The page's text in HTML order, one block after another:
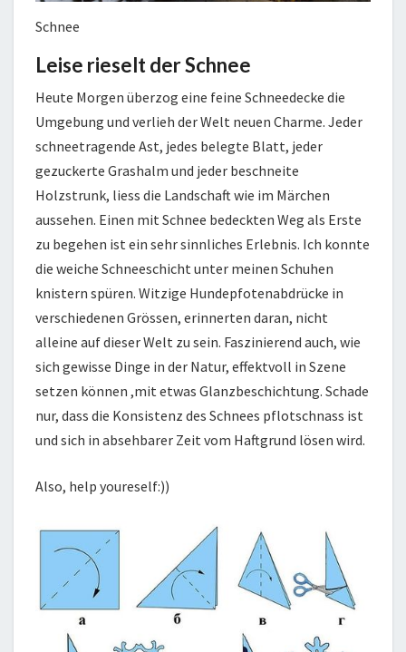
Schnee
Leise rieselt der Schnee
Heute Morgen überzog eine feine Schneedecke die
Umgebung und verlieh der Welt neuen Charme. Jeder
schneetragende Ast, jedes belegte Blatt, jeder
gezuckerte Grashalm und jeder beschneite
Holzstrunk, liess die Landschaft wie im Märchen
aussehen. Einen mit Schnee bedeckten Weg als Erste
zu begehen ist ein sehr sinnliches Erlebnis. Ich konnte
die weiche Schneeschicht unter meinen Schuhen
knistern spüren. Witzige Hundepfotenabdrücke in
verschiedenen Grössen, erinnerten daran, nicht
alleine auf dieser Welt zu sein. Faszinierend auch, wie
sich gewisse Dinge in der Natur, effektvoll in Szene
setzen können ,mit etwas Glanzbeschichtung. Schade
nur, dass die Konsistenz des Schnees pflotschnass ist
und sich in absehbarer Zeit vom Haftgrund lösen wird.
Also, help youreself:))